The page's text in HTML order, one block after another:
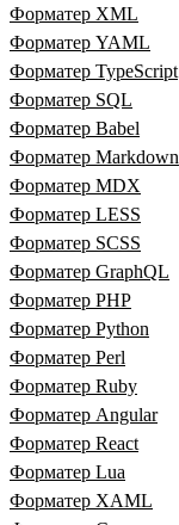
Форматер XML
Форматер YAML
Форматер TypeScript
Форматер SQL
Форматер Babel
Форматер Markdown
Форматер MDX
Форматер LESS
Форматер SCSS
Форматер GraphQL
Форматер PHP
Форматер Python
Форматер Perl
Форматер Ruby
Форматер Angular
Форматер React
Форматер Lua
Форматер XAML